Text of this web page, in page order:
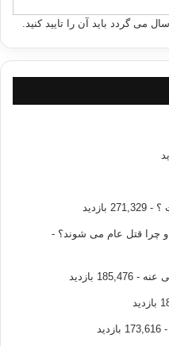
1973ز سوپای‌مصر هێڵی‌(بارلیفی‌)ی‌بڕی‌و چووه‌نۆكه‌ندی
– ساڵی‌1365ك – 7/8/1946 ره‌جه‌ب بكر له‌توركیا حكومه‌تێكی‌له‌19 وه‌زیر پێك
می گردد باید آن را تایید کنید.
؟ - 271,329 بازدید
چرا قتل عام می شوند؟ -
عنه - 185,476 بازدید
- 173,616 بازدید